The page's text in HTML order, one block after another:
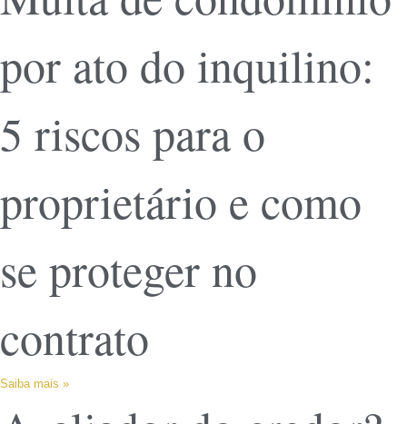
por ato do inquilino:
5 riscos para o
proprietário e como
se proteger no
contrato
Saiba mais »